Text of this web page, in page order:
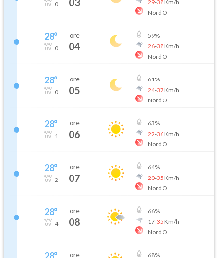
0 03
29-38Km/h
Nord O
28°
0
ore
04
59%
26-38Km/h
Nord O
28°
0
ore
05
61%
24-37Km/h
Nord O
28°
1
ore
06
63%
22-36Km/h
Nord O
28°
2
ore
07
64%
20-35 Km/h
Nord O
28°
4
ore
08
66%
17-35 Km/h
Nord O
28° ore 68%